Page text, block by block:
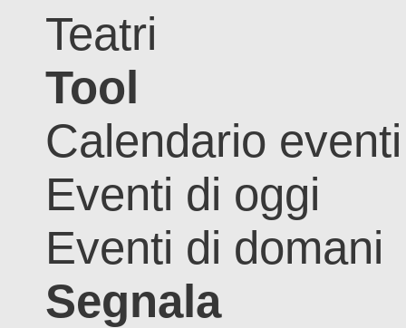
Teatri
Tool
Calendario eventi
Eventi di oggi
Eventi di domani
Segnala